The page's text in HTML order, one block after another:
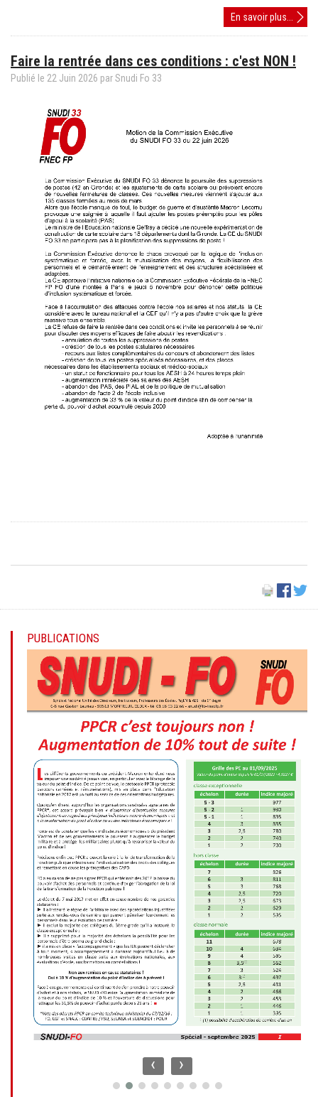
En savoir plus...
Aux
Mise
Faire la rentrée dans ces conditions : c'est NON !
Publié le 22 Juin 2026 parSnudi Fo 33
PUBLICATIONS
‹ ›